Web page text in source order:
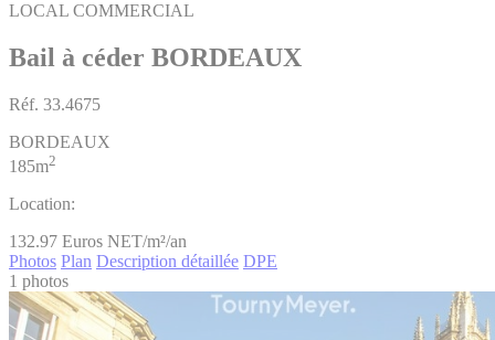
LOCAL COMMERCIAL
Bail à céder BORDEAUX
Réf. 33.4675
BORDEAUX
185m2
Location:
132.97 Euros NET/m²/an
Photos Plan Description détaillée DPE
1 photos